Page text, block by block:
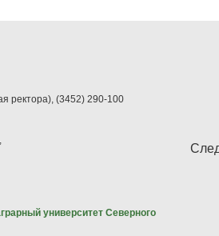
ректора), (3452) 290-100
университет Северного